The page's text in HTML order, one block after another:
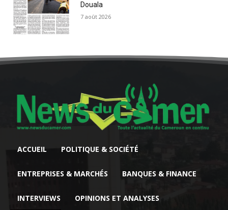
Douala
7 août 2026
ACCUEIL POLITIQUE & SOCIÉTÉ
ENTREPRISES & MARCHÉS BANQUES & FINANCE
INTERVIEWS OPINIONS ET ANALYSES